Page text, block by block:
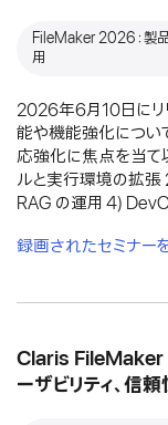
FileMaker 2026：製
用
2026年6月10日に
能や機能強化につい
応強化に焦点を当て
ルと実行環境の拡張
RAG の運用 4)
録画されたセミナー
Claris FileMaker
ーザビリティ、信